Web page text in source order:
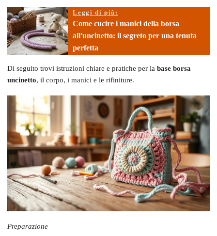
Leggi di più:
Come cucire i manici della borsa
all'uncinetto: il segreto per una tenuta
perfetta
Di seguito trovi istruzioni chiare e pratiche per la base borsa
uncinetto, il corpo, i manici e le rifiniture.
Preparazione